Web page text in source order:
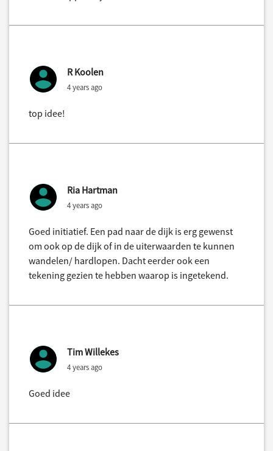
R Koolen
4 years ago
top idee!
Ria Hartman
4 years ago
Goed initiatief. Een pad naar de dijk is erg gewenst
om ook op de dijk of in de uiterwaarden te kunnen
wandelen/ hardlopen. Dacht eerder ook een
tekening gezien te hebben waarop is ingetekend.
Tim Willekes
4 years ago
Goed idee